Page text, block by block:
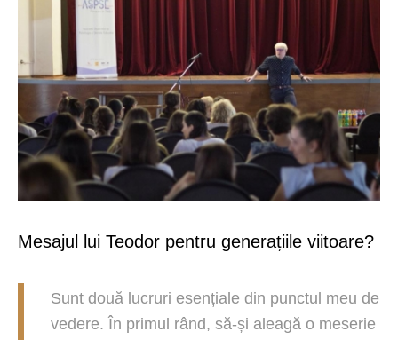
Mesajul lui Teodor pentru generațiile viitoare?
Sunt două lucruri esențiale din punctul meu de
vedere. În primul rând, să-și aleagă o meserie